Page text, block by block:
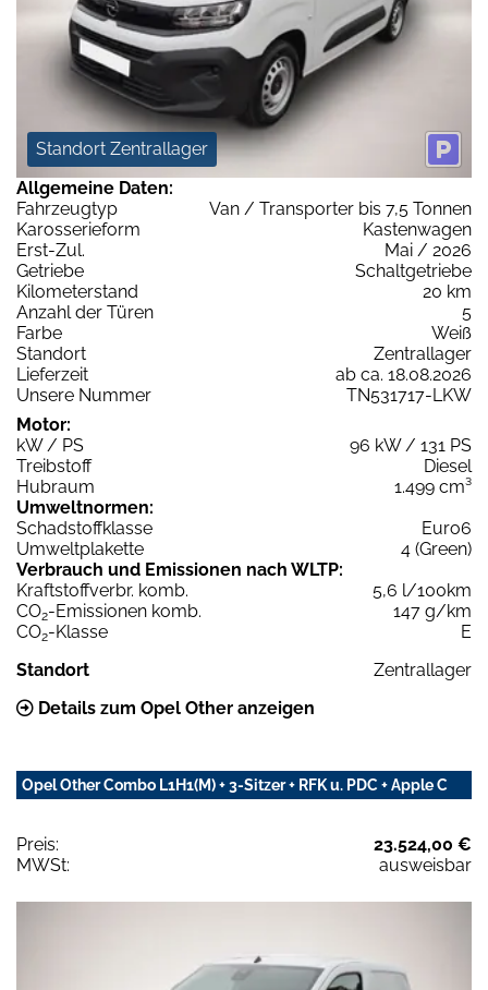
Standort Zentrallager
Allgemeine Daten:
Fahrzeugtyp
Van / Transporter bis 7,5 Tonnen
Karosserieform
Kastenwagen
Erst-Zul.
Mai / 2026
Getriebe
Schaltgetriebe
Kilometerstand
20 km
Anzahl der Türen
5
Farbe
Weiß
Standort
Zentrallager
Lieferzeit
ab ca. 18.08.2026
Unsere Nummer
TN531717-LKW
Motor:
kW / PS
96 kW / 131 PS
Treibstoff
Diesel
Hubraum
1.499 cm³
Umweltnormen:
Schadstoffklasse
Euro6
Umweltplakette
4 (Green)
Verbrauch und Emissionen nach WLTP:
Kraftstoffverbr. komb.
5,6 l/100km
CO2-Emissionen komb.
147 g/km
CO2-Klasse
E
Standort
Zentrallager
Details zum Opel Other anzeigen
Opel Other Combo L1H1(M) + 3-Sitzer + RFK u. PDC + Apple C
Preis:
23.524,00 €
MWSt:
ausweisbar